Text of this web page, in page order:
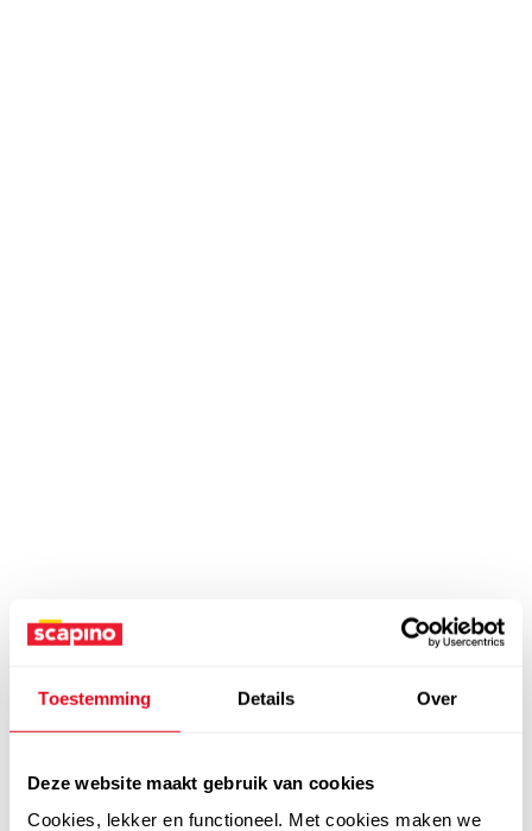
Toestemming Details Over
Deze website maakt gebruik van cookies
Cookies, lekker en functioneel. Met cookies maken we